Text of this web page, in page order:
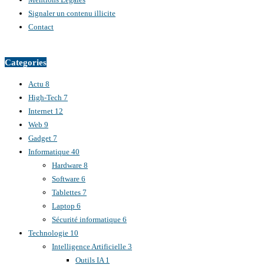
Signaler un contenu illicite
Contact
Categories
Actu 8
High-Tech 7
Internet 12
Web 9
Gadget 7
Informatique 40
Hardware 8
Software 6
Tablettes 7
Laptop 6
Sécurité informatique 6
Technologie 10
Intelligence Artificielle 3
Outils IA 1